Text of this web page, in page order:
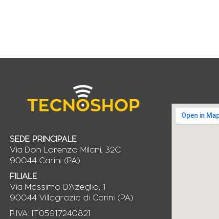
SEDE PRINCIPALE
Via Don Lorenzo Milani, 32C
90044 Carini (PA)
FILIALE
Via Massimo D’Azeglio, 1
90044 Villagrazia di Carini (PA)
P.IVA: IT05917240821